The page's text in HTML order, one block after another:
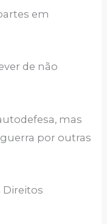
em
de não
mas
por outras
Direitos